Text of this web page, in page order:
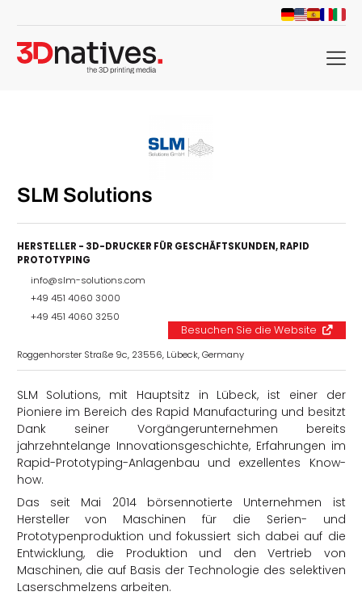
menu
SLM Solutions
HERSTELLER - 3D-DRUCKER FÜR GESCHÄFTSKUNDEN,RAPID
PROTOTYPING
info@slm-solutions.com
+49 451 4060 3000
+49 451 4060 3250
Besuchen Sie die Website
Roggenhorster Straße 9c, 23556, Lübeck, Germany
SLM Solutions, mit Hauptsitz in Lübeck, ist einer der
Pioniere im Bereich des Rapid Manufacturing und besitzt
Dank seiner Vorgängerunternehmen bereits
jahrzehntelange Innovationsgeschichte, Erfahrungen im
Rapid-Prototyping-Anlagenbau und exzellentes Know-
how.
Das seit Mai 2014 börsennotierte Unternehmen ist
Hersteller von Maschinen für die Serien- und
Prototypenproduktion und fokussiert sich dabei auf die
Entwicklung, die Produktion und den Vertrieb von
Maschinen, die auf Basis der Technologie des selektiven
Laserschmelzens arbeiten.